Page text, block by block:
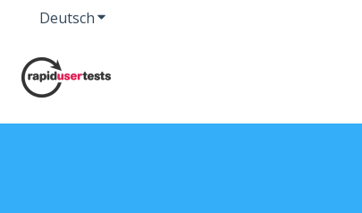
DeutschUntermenü für Übersetzungen anzeigen